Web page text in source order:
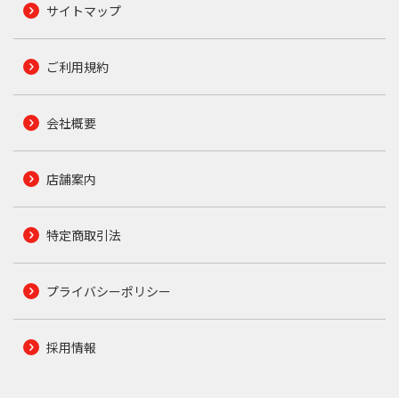
サイトマップ
ご利用規約
会社概要
店舗案内
特定商取引法
プライバシーポリシー
採用情報